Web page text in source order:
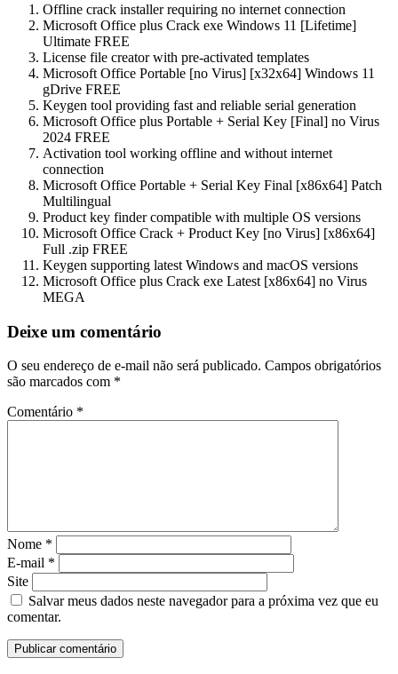
Offline crack installer requiring no internet connection
Microsoft Office plus Crack exe Windows 11 [Lifetime]
Ultimate FREE
License file creator with pre-activated templates
Microsoft Office Portable [no Virus] [x32x64] Windows 11
gDrive FREE
Keygen tool providing fast and reliable serial generation
Microsoft Office plus Portable + Serial Key [Final] no Virus
2024 FREE
Activation tool working offline and without internet
connection
Microsoft Office Portable + Serial Key Final [x86x64] Patch
Multilingual
Product key finder compatible with multiple OS versions
Microsoft Office Crack + Product Key [no Virus] [x86x64]
Full .zip FREE
Keygen supporting latest Windows and macOS versions
Microsoft Office plus Crack exe Latest [x86x64] no Virus
MEGA
Deixe um comentário
O seu endereço de e-mail não será publicado. Campos obrigatórios
são marcados com *
Comentário *
Nome *
E-mail *
Site
Salvar meus dados neste navegador para a próxima vez que eu
comentar.